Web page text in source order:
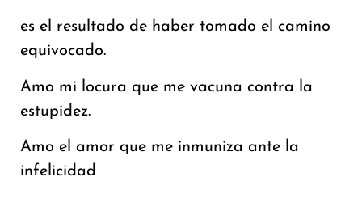
es el resultado de haber tomado el camino
equivocado.
Amo mi locura que me vacuna contra la
estupidez.
Amo el amor que me inmuniza ante la
infelicidad